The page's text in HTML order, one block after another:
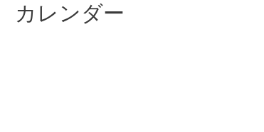
カレンダー